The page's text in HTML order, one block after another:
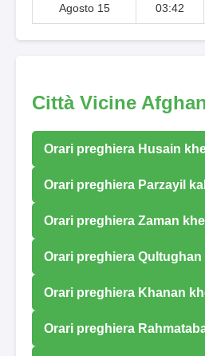
Agosto 15 03:42
Città Vicine
Orari preghiera Husain
Orari preghiera Parzayil
Orari preghiera Zaman khel
Orari preghiera Qultughan
Orari preghiera Khanan
Orari preghiera